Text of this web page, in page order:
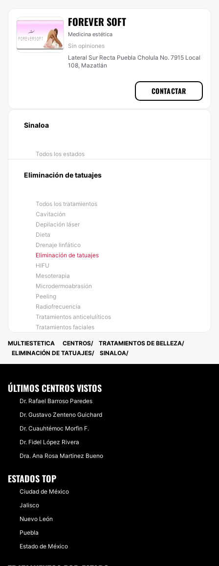
FOREVER SOFT
Medicina estética
Sin opiniones
Lateral Sur Recta Puebla Cholula No. 7915 Local
108, Mazatlán
CONTACTAR
Sinaloa
Todos los estados
Eliminación de tatuajes
Todos los tratamientos
Cavitación
Depilación láser
Dieta
Drenaje linfático
Eliminación de tatuajes
HIFU
Mesoterapia
Microdermoabrasión
Peeling
Radiofrecuencia
Tratamientos anticelulíticos
Tratamientos faciales
MULTIESTETICA CENTROS
TRATAMIENTOS DE BELLEZA
ELIMINACIÓN DE TATUAJES
SINALOA
ÚLTIMOS CENTROS VISTOS
Dr. Rafael Barroso Paredes
Dr. Gustavo Zenteno Guichard
Dr. Cuauhtémoc Morfin F.
Dr. Fidel López Rivera
Dra. Ana Rosa Martinez Bueno
ESTADOS TOP
Ciudad de México
Jalisco
Nuevo León
Puebla
Estado de México